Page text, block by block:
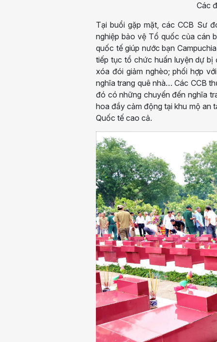
Các
Tại buổi gặp mặt, các CCB Sư
nghiệp bảo vệ Tổ quốc của cán
quốc tế giúp nước bạn
tiếp tục tổ chức huấn luyện dự bị
xóa đói giảm nghèo; phối hợp
nghĩa trang quê nhà… Các CCB
đó có những chuyến đến nghĩa
hoa đầy cảm động tại khu mộ an
Quốc tế cao cả.